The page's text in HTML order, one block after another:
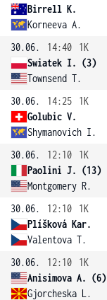
Birrell K.
Korneeva A.
30.06.
14:40
1K
Swiatek I. (3)
Townsend T.
30.06.
14:25
1K
Golubic V.
Shymanovich I.
30.06.
12:10
1K
Paolini J. (13)
Montgomery R.
30.06.
12:10
1K
Plíšková Kar.
Valentova T.
30.06.
12:10
1K
Anisimova A. (6)
Gjorcheska L.